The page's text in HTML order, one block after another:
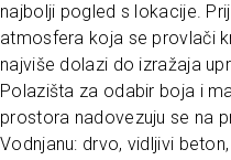
najbolji pogled s lokacije.
atmosfera koja se provlači
najviše dolazi do izražaja
Polazišta za odabir boja i
prostora nadovezuju se na
Vodnjanu: drvo, vidljivi